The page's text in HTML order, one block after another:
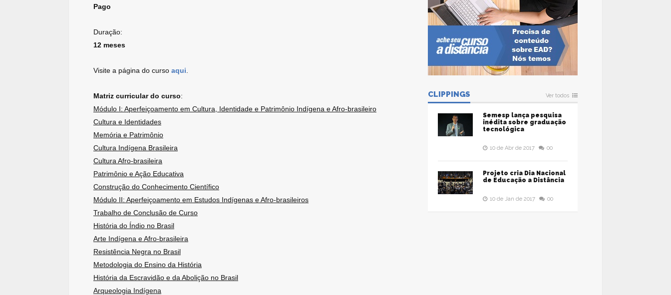
Pago
Duração:
12 meses
Visite a página do curso aqui
Matriz curricular do curso:
Módulo I: Aperfeiçoamento em Cultura, Identidade e Patrimônio Indígena e Afro-brasileiro
Cultura e Identidades
Memória e Patrimônio
Cultura Indígena Brasileira
Cultura Afro-brasileira
Patrimônio e Ação Educativa
Construção do Conhecimento Científico
Módulo II: Aperfeiçoamento em Estudos Indígenas e Afro-brasileiros
Trabalho de Conclusão de Curso
História do Índio no Brasil
Arte Indígena e Afro-brasileira
Resistência Negra no Brasil
Metodologia do Ensino da História
História da Escravidão e da Abolição no Brasil
Arqueologia Indígena
CLIPPINGS Ver todos
Semesp lança pesquisa
inédita sobre graduação
tecnológica
10 de Abr de 2017 00
Projeto cria Dia Nacional
de Educação a Distância
10 de Jan de 2017 00